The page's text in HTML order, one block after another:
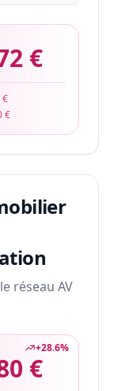
€
€
€
réseau AV
+28.6%
€